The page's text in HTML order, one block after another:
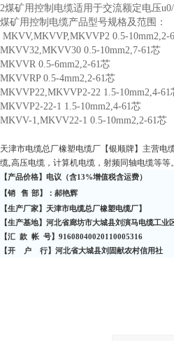
2煤矿用控制电缆适用于交流额定电压
煤矿用控制电缆产品型号规格及范围：
MKVV,MKVVP,MKVVP2 0.5-10mm2,2-
MKVV32,MKVV30 0.5-10mm2,7-61芯
MKVVR 0.5-6mm2,2-61芯
MKVVRP 0.5-4mm2,2-61芯
MKVVP22,MKVVP2-22 1.5-10mm2,4-61
MKVVP2-22-1 1.5-10mm2,4-61芯
MKVV-1,MKVV22-1 0.5-10mm2,2-61芯
天津市电缆总厂橡塑电缆厂【银顺牌】主营电
缆,高压电缆，计算机电缆，射频同轴电缆等等。
【产品价格】电议（含13%增值税含运费）
【销
售 部】：郝艳辉
【生产厂家】天津市电缆总厂橡塑电缆厂】
【生产基地】河北省廊坊市大城县刘演马电缆工业
【汇 款 帐 号】 91608040020110005316
【开
户 行】河北省大城县刘固献农村信用社